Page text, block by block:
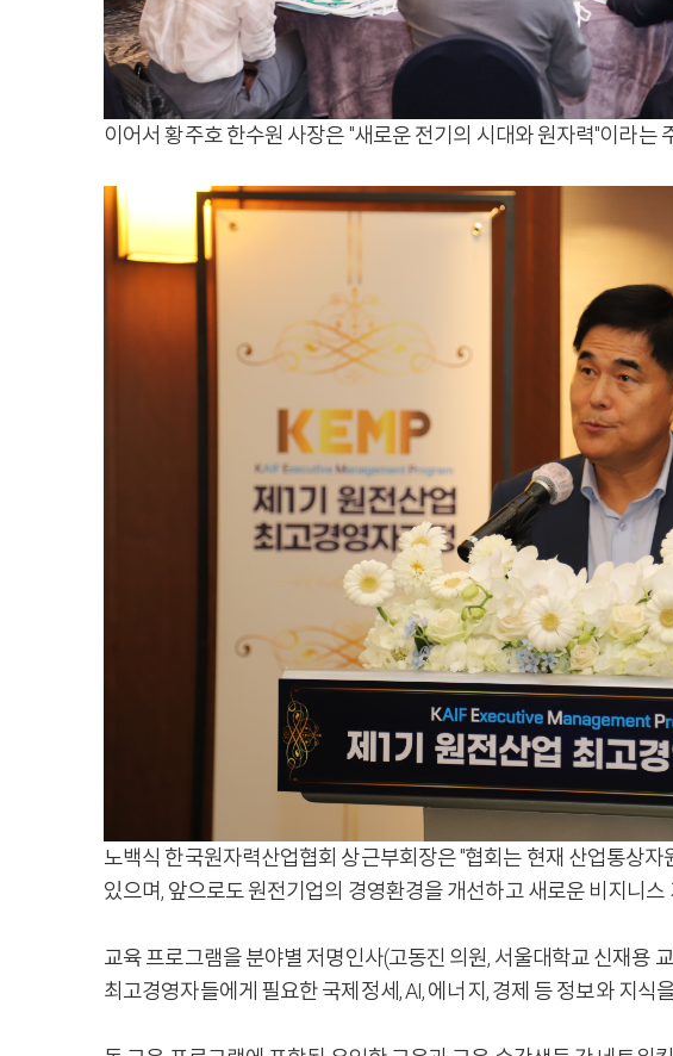
이어서 황주호 한수원 사장은 "새로운 전기의 시대와 원자력"이라는
노백식 한국원자력산업협회 상근부회장은 "협회는 현재 산업통상
있으며, 앞으로도 원전기업의 경영환경을 개선하고 새로운 비지니
교육 프로그램을 분야별 저명인사(고동진 의원, 서울대학교 신재용
최고경영자들에게 필요한 국제정세, AI, 에너지, 경제 등 정보와 지식